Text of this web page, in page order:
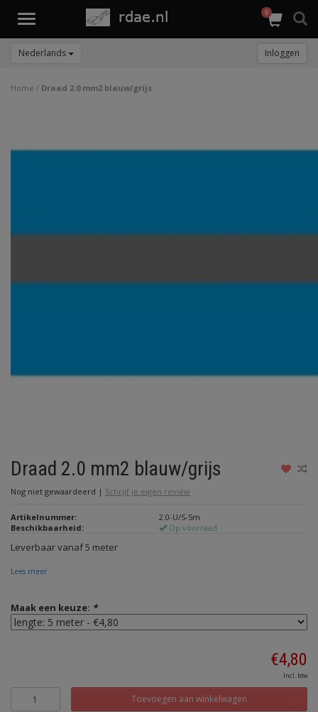
Toggle
0
Nederlands Inloggen
Home / Draad 2.0 mm2 blauw/grijs
Draad 2.0 mm2 blauw/grijs
Nog niet gewaardeerd | Schrijf je eigen review
Artikelnummer:
2.0-U/S-5m
Beschikbaarheid:
Op voorraad
Leverbaar vanaf 5 meter
Lees meer
Maak een keuze: *
€4,80
Incl. btw
Toevoegen aan winkelwagen